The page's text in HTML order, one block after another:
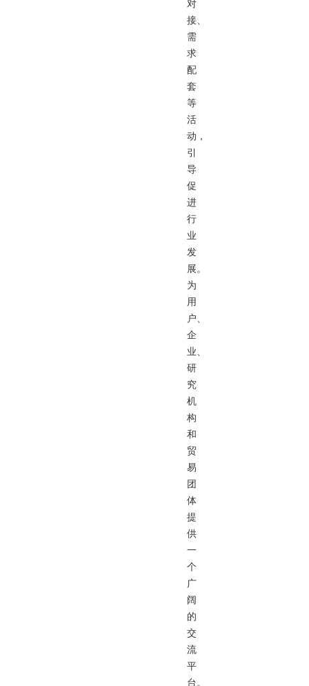
对
接、
需
求
配
套
等
活
动，
引
导
促
进
行
业
发
展。
为
用
户、
企
业、
研
究
机
构
和
贸
易
团
体
提
供
一
个
广
阔
的
交
流
平
台。